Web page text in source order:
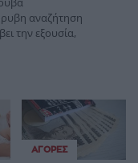
αναζήτηση
την εξουσία,
ΑΓΟΡΈΣ